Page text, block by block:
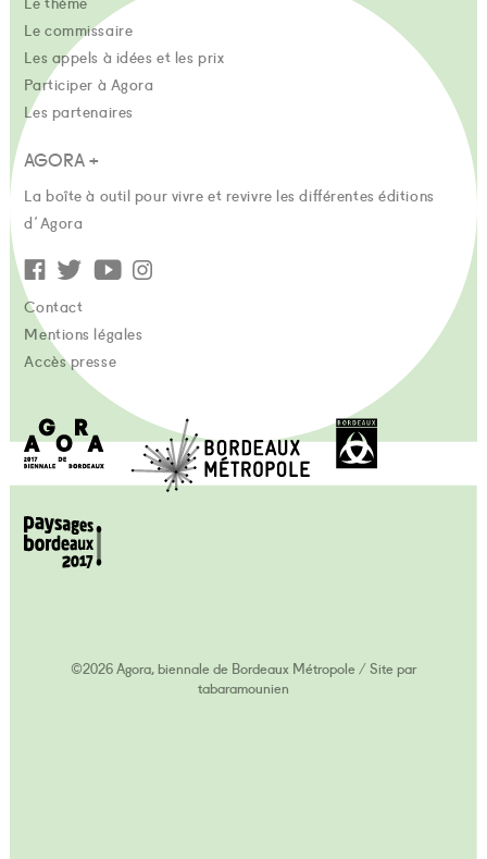
Le commissaire
Les appels à idées et les prix
Participer à Agora
Les partenaires
AGORA +
La boîte à outil pour vivre et revivre les différentes éditions
d'Agora
Contact
Mentions légales
Accès presse
©2026 Agora, biennale de Bordeaux Métropole /Site par
tabaramounien